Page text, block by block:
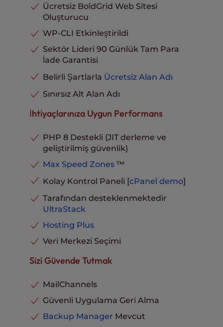
MySQL & PostgreSQL
Veritabanları
Sınırsız
Gelen Kutusu Başına E-posta
Depolama
Telefon, Sohbet ve Bilet DesteğiDahil
Kesintisiz Web Sitesi Geçişi
Mevcut
UltraStack Optimize Edilmiş
Profesyonel Seviye Destek
Gelişmiş Önbellekleme
Dahil
MySQL & PostgreSQL
Gelen Kutusu Başına E-posta
Telefon, Sohbet ve Bilet DesteğiDahil
Ücretsiz BoldGrid Web Sitesi
Oluşturucu
WP-CLI Etkinleştirildi
Sektör Lideri 90 Günlük Tam Para
İade Garantisi
Belirli Şartlarla Ücretsiz Alan Adı
Sınırsız Alt Alan Adı
İhtiyaçlarınıza Uygun Performans
PHP 8 Destekli (JIT derleme ve
geliştirilmiş güvenlik)
Max Speed Zones™
Kolay Kontrol Paneli [cPanel demo]
Tarafından desteklenmektedir
UltraStack
Hosting Plus
Veri Merkezi Seçimi
Sizi Güvende Tutmak
MailChannels
Güvenli Uygulama Geri Alma
Backup Manager Mevcut